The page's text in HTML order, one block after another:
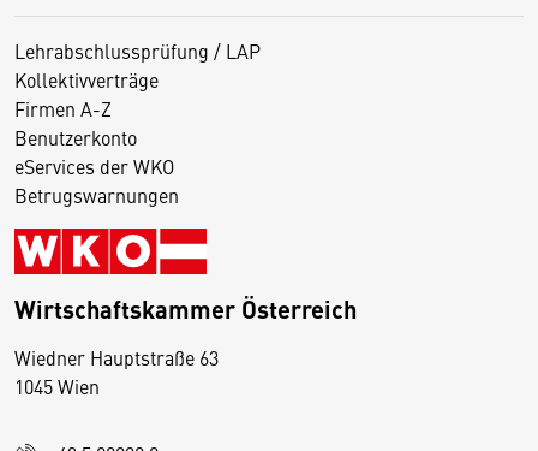
Lehrabschlussprüfung / LAP
Kollektivverträge
Firmen A-Z
Benutzerkonto
eServices der WKO
Betrugswarnungen
Wirtschaftskammer Österreich
Wiedner Hauptstraße 63
1045 Wien
D